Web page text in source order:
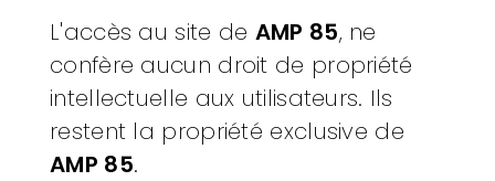
L'accès au site de AMP 85, ne
confère aucun droit de propriété
intellectuelle aux utilisateurs. Ils
restent la propriété exclusive de
AMP 85.